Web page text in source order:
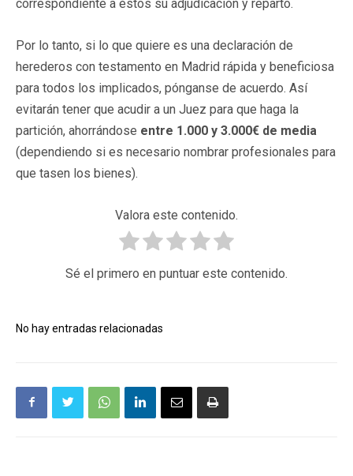
correspondiente a éstos su adjudicación y reparto.
Por lo tanto, si lo que quiere es una declaración de
herederos con testamento en Madrid rápida y beneficiosa
para todos los implicados, pónganse de acuerdo. Así
evitarán tener que acudir a un Juez para que haga la
partición, ahorrándose entre 1.000 y 3.000€ de media
(dependiendo si es necesario nombrar profesionales para
que tasen los bienes).
Valora este contenido.
Sé el primero en puntuar este contenido.
No hay entradas relacionadas